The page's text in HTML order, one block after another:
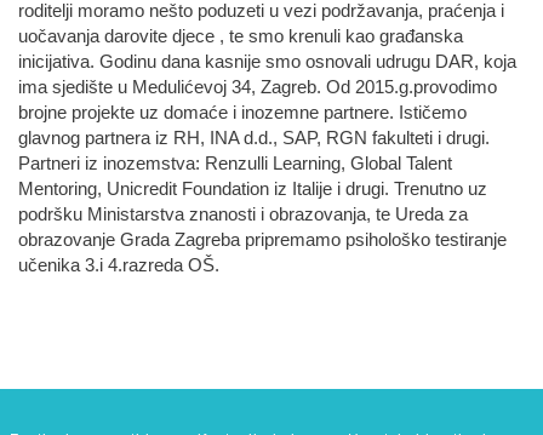
roditelji moramo nešto poduzeti u vezi podržavanja, praćenja i
uočavanja darovite djece , te smo krenuli kao građanska
inicijativa. Godinu dana kasnije smo osnovali udrugu DAR, koja
ima sjedište u Medulićevoj 34, Zagreb. Od 2015.g.provodimo
brojne projekte uz domaće i inozemne partnere. Ističemo
glavnog partnera iz RH, INA d.d., SAP, RGN fakulteti i drugi.
Partneri iz inozemstva: Renzulli Learning, Global Talent
Mentoring, Unicredit Foundation iz Italije i drugi. Trenutno uz
podršku Ministarstva znanosti i obrazovanja, te Ureda za
obrazovanje Grada Zagreba pripremamo psihološko testiranje
učenika 3.i 4.razreda OŠ.